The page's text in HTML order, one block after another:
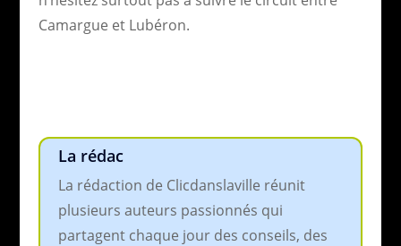
Camargue et Lubéron.
La rédac
La rédaction de Clicdanslaville réunit
plusieurs auteurs passionnés qui
partagent chaque jour des conseils, des